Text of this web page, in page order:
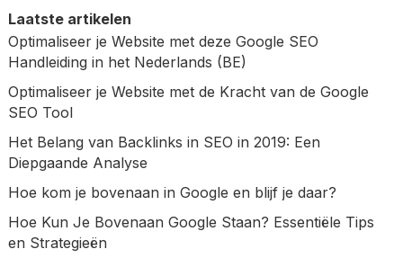
Laatste artikelen
Optimaliseer je Website met deze Google SEO
Handleiding in het Nederlands (BE)
Optimaliseer je Website met de Kracht van de Google
SEO Tool
Het Belang van Backlinks in SEO in 2019: Een
Diepgaande Analyse
Hoe kom je bovenaan in Google en blijf je daar?
Hoe Kun Je Bovenaan Google Staan? Essentiële Tips
en Strategieën